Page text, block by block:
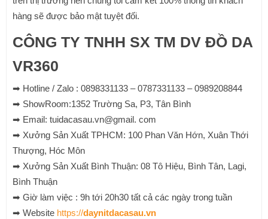
hàng sẽ được bảo mật tuyệt đối.
CÔNG TY TNHH SX TM DV ĐỒ DA
VR360
➡ Hotline / Zalo : 0898331133 – 0787331133 – 0989208844
➡ ShowRoom:1352 Trường Sa, P3, Tân Bình
➡ Email: tuidacasau.vn@gmail. com
➡ Xưởng Sản Xuất TPHCM: 100 Phan Văn Hớn, Xuân Thới
Thượng, Hóc Môn
➡ Xưởng Sản Xuất Bình Thuận: 08 Tô Hiệu, Bình Tân, Lagi,
Bình Thuận
➡ Giờ làm việc : 9h tới 20h30 tất cả các ngày trong tuần
➡ Website https://daynitdacasau.vn